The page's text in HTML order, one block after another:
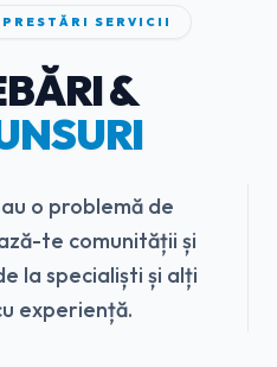
SERVICII
&
o problemă de
te comunității și
la specialiști și alți
experiență.